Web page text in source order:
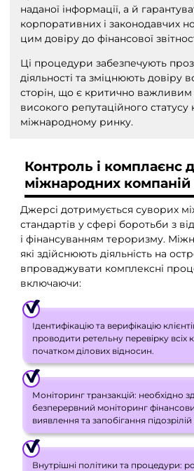
наданої інформації, а й
корпоративних і законодавчих
цим довіру до фінансової
Ці процедури забезпечують
діяльності та зміцнюють довіру
сторін, що є критично важливим
високого репутаційного статусу
міжнародному ринку.
Контроль і комплаєнс
міжнародних
Джерсі дотримується суворих
стандартів у сфері боротьби з
і фінансуванням тероризму.
які здійснюють діяльність на
впроваджувати комплексні
включаючи:
Ідентифікацію та верифікацію
проводити ретельну перевірку всіх
початком ділових відносин.
Моніторинг транзакцій: необхідно
безперервний моніторинг
виявлення та запобігання підозрілій
Внутрішні політики та процедури: